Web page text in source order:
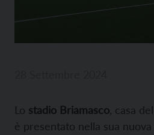
Lo stadio Briamasco, casa
è presentato nella sua